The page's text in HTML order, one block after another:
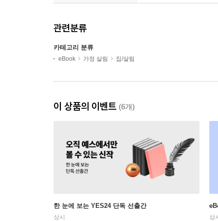
관련분류
카테고리 분류
eBook 가정 살림 집/살림
이 상품의 이벤트 (6개)
한 눈에 보는 YES24 단독 선출간
상시 상